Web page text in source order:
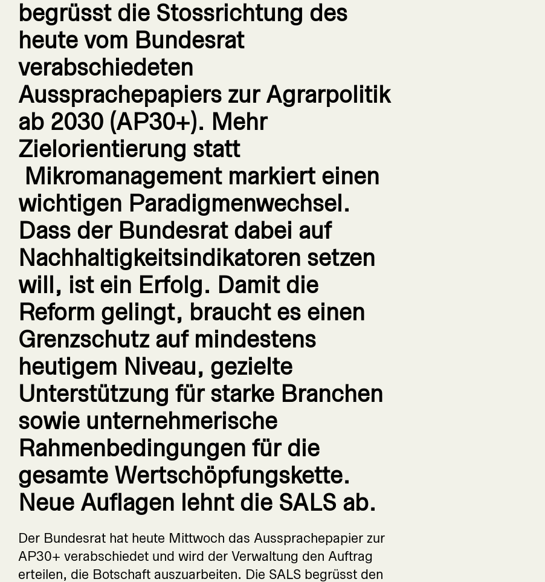
begrüsst die Stossrichtung des
heute vom Bundesrat
verabschiedeten
Aussprachepapiers zur Agrarpolitik
ab 2030 (AP30+). Mehr
Zielorientierung statt
Mikromanagement markiert einen
wichtigen Paradigmenwechsel.
Dass der Bundesrat dabei auf
Nachhaltigkeitsindikatoren setzen
will, ist ein Erfolg. Damit die
Reform gelingt, braucht es einen
Grenzschutz auf mindestens
heutigem Niveau, gezielte
Unterstützung für starke Branchen
sowie unternehmerische
Rahmenbedingungen für die
gesamte Wertschöpfungskette.
Neue Auflagen lehnt die SALS ab.
Der Bundesrat hat heute Mittwoch das Aussprachepapier zur
AP30+ verabschiedet und wird der Verwaltung den Auftrag
erteilen, die Botschaft auszuarbeiten. Die SALS begrüsst den